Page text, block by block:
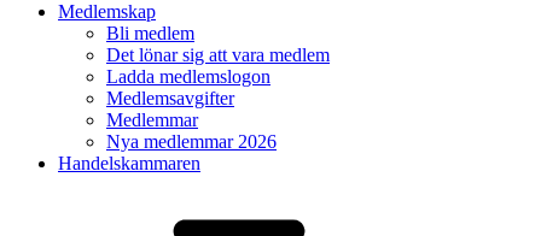
Medlemskap
Bli medlem
Det lönar sig att vara medlem
Ladda medlem­slogon
Medlems­avgifter
Medlemmar
Nya medlemmar 2026
Handelskammaren